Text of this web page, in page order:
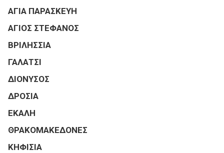
ΑΓΙΑ ΠΑΡΑΣΚΕΥΗ
ΑΓΙΟΣ ΣΤΕΦΑΝΟΣ
ΒΡΙΛΗΣΣΙΑ
ΓΑΛΑΤΣΙ
ΔΙΟΝΥΣΟΣ
ΔΡΟΣΙΑ
ΕΚΑΛΗ
ΘΡΑΚΟΜΑΚΕΔΟΝΕΣ
ΚΗΦΙΣΙΑ